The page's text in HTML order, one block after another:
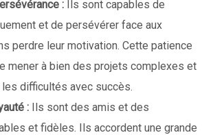
: Ils sont capables de
et de persévérer face aux
perdre leur motivation. Cette patience
mener à bien des projets complexes et
difficultés avec succès.
: Ils sont des amis et des
et fidèles. Ils accordent une grande